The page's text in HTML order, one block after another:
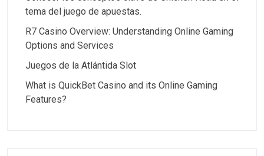
tema del juego de apuestas.
R7 Casino Overview: Understanding Online Gaming
Options and Services
Juegos de la Atlántida Slot
What is QuickBet Casino and its Online Gaming
Features?